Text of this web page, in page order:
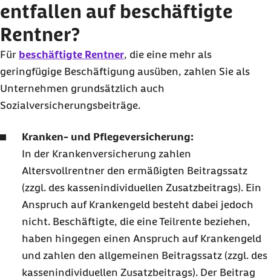
entfallen auf beschäftigte
Rentner?
Für beschäftigte Rentner, die eine mehr als
geringfügige Beschäftigung ausüben, zahlen Sie als
Unternehmen grundsätzlich auch
Sozialversicherungsbeiträge.
Kranken- und Pflegeversicherung:
In der Krankenversicherung zahlen
Altersvollrentner den ermäßigten Beitragssatz
(zzgl. des kassenindividuellen Zusatzbeitrags). Ein
Anspruch auf Krankengeld besteht dabei jedoch
nicht. Beschäftigte, die eine Teilrente beziehen,
haben hingegen einen Anspruch auf Krankengeld
und zahlen den allgemeinen Beitragssatz (zzgl. des
kassenindividuellen Zusatzbeitrags). Der Beitrag